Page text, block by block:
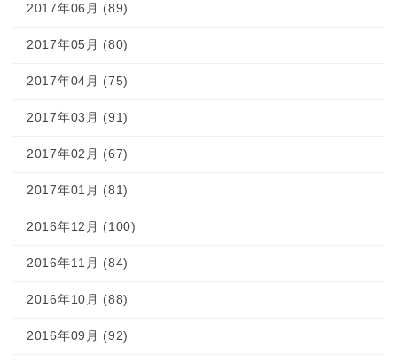
2017年06月 (89)
2017年05月 (80)
2017年04月 (75)
2017年03月 (91)
2017年02月 (67)
2017年01月 (81)
2016年12月 (100)
2016年11月 (84)
2016年10月 (88)
2016年09月 (92)